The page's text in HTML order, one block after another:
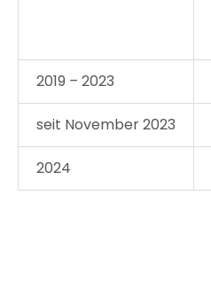
2019 – 2023
seit November 2023
2024